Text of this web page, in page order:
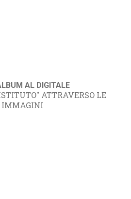
AL DIGITALE
ATTRAVERSO LE
IMMAGINI